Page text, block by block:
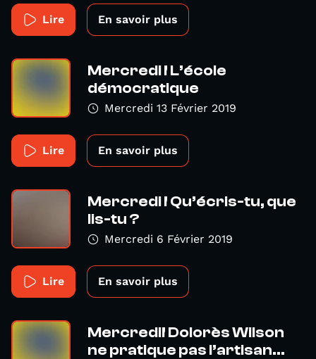
Lire En savoir plus
Mercredi ! L’école
démocratique
Mercredi 13 Février 2019
Lire En savoir plus
Mercredi ! Qu’écris-tu, que
lis-tu ?
Mercredi 6 Février 2019
Lire En savoir plus
Mercredi! Dolorès Wilson
ne pratique pas l’artisan...